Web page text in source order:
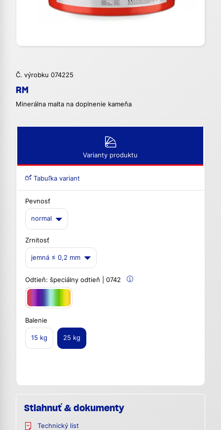
Č. výrobku 074225
RM
Minerálna malta na doplnenie kameňa
Varianty produktu
Tabuľka variant
Pevnosť
normal
Zrnitosť
jemná ≤ 0,2 mm
Odtieň: špeciálny odtieň | 0742
Balenie
15 kg 25 kg
Stiahnuť & dokumenty
Technický list